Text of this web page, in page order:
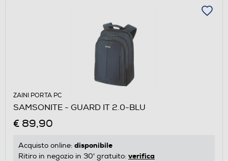
ZAINI PORTA PC
SAMSONITE - GUARD IT 2.0-BLU
€ 89,90
Acquisto online: disponibile
Ritiro in negozio in 30' gratuito: verifica